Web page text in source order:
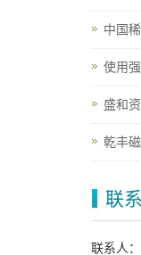
中国
使用
盛和
乾丰
联
联系人